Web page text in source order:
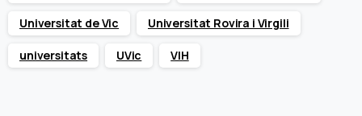
Universitat de Vic Universitat Rovira i Virgili
universitats UVic VIH